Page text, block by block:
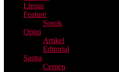
Lipsus
Feature
Sosok
Opini
Artikel
Editorial
Sastra
Cerpen